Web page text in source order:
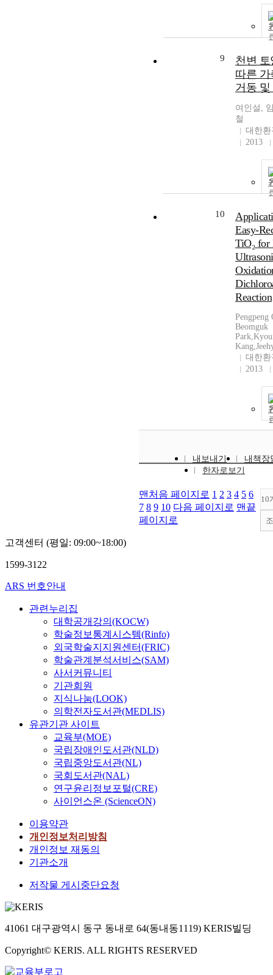
9
천변
따른
거동 및
여인설,
철
대한
2013
10
Easy-
TiO₂ for
Reaction
Pengpeng
Beomguk
대한
2013
내보내기
내책장
한자로보기
10
맨처음 페이지로 1 2 3 4 5 6
7 8 9 10 다음 페이지로 맨끝
페이지로
고객센터 (평일: 09:00~18:00)
1599-3122
ARS 번호안내
관련누리집
대학공개강의(KOCW)
학술정보통계시스템(Rinfo)
외국학술지지원센터(FRIC)
학술관계분석서비스(SAM)
사서커뮤니티
기관회원
지식나눔(LOOK)
의학전자도서관(MEDLIS)
유관기관 사이트
교육부(MOE)
국립장애인도서관(NLD)
국립중앙도서관(NL)
국회도서관(NAL)
연구윤리정보포털(CRE)
사이언스온 (ScienceON)
이용약관
개인정보처리방침
개인정보 재동의
기관소개
저작물 게시중단요청
41061 대구광역시 동구 동내로 64(동내동1119) KERIS빌딩
Copyright© KERIS. ALL RIGHTS RESERVED